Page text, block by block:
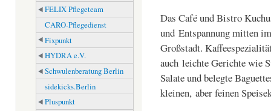
FELIX Pflegeteam
CARO-Pflegedienst
Fixpunkt
HYDRA e.V.
Schwulenberatung Berlin
sidekicks.Berlin
Pluspunkt
Das Café und Bistro
und Entspannung mitten
Großstadt.
auch leichte Gerichte wie
Salate und belegte
kleinen, aber feinen